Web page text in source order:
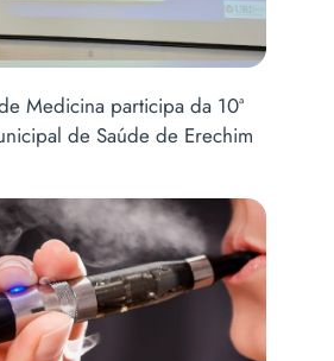
Medicina participa da 10ª
de Saúde de Erechim